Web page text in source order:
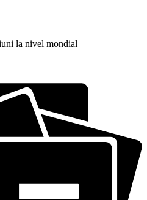
la nivel mondial